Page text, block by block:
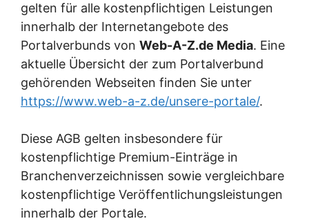
gelten für alle kostenpflichtigen Leistungen
innerhalb der Internetangebote des
Portalverbunds von Web-A-Z.de Media. Eine
aktuelle Übersicht der zum Portalverbund
gehörenden Webseiten finden Sie unter
https://www.web-a-z.de/unsere-portale/.
Diese AGB gelten insbesondere für
kostenpflichtige Premium-Einträge in
Branchenverzeichnissen sowie vergleichbare
kostenpflichtige Veröffentlichungsleistungen
innerhalb der Portale.